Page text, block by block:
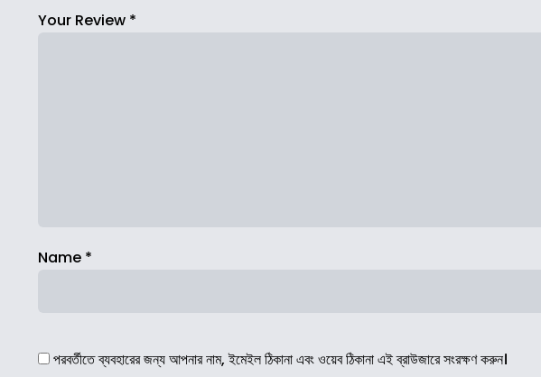
Your Review *
Name *
পরবর্তীতে ব্যবহারের জন্য আপনার নাম, ইমেইল ঠিকানা এবং ওয়েব ঠিকানা এই ব্রাউজারে সংরক্ষণ করুন।